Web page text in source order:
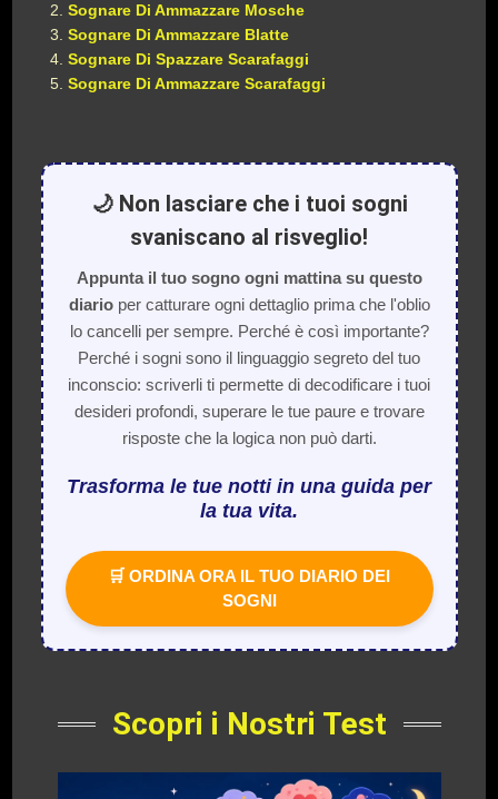
Sognare Di Ammazzare Mosche
Sognare Di Ammazzare Blatte
Sognare Di Spazzare Scarafaggi
Sognare Di Ammazzare Scarafaggi
🌙 Non lasciare che i tuoi sogni
svaniscano al risveglio!
Appunta il tuo sogno ogni mattina su questo
diarioper catturare ogni dettaglio prima che l'oblio
lo cancelli per sempre. Perché è così importante?
Perché i sogni sono il linguaggio segreto del tuo
inconscio: scriverli ti permette di decodificare i tuoi
desideri profondi, superare le tue paure e trovare
risposte che la logica non può darti.
Trasforma le tue notti in una guida per
la tua vita.
🛒 ORDINA ORA IL TUO DIARIO DEI
SOGNI
Scopri i Nostri Test